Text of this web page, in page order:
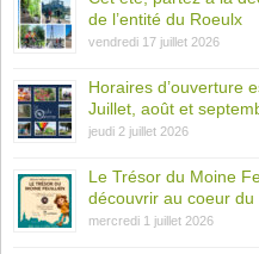
de l’entité du Roeulx
vendredi 17 juillet 2026
Horaires d’ouverture
Juillet, août et
jeudi 2 juillet 2026
Le Trésor du Moine
découvrir au coeur du
mercredi 1 juillet 2026